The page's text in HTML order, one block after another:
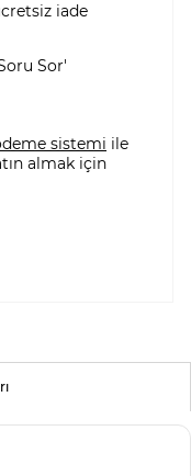
iade
Sor'
sistemi ile
almak için